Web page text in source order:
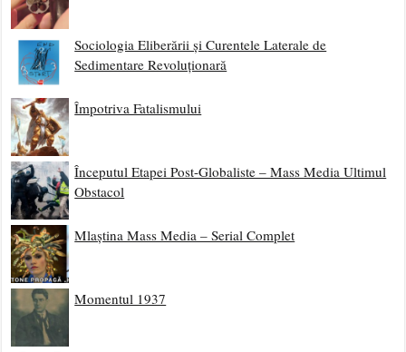
Sociologia Eliberării și Curentele Laterale de
Sedimentare Revoluționară
Împotriva Fatalismului
Începutul Etapei Post-Globaliste – Mass Media Ultimul
Obstacol
Mlaștina Mass Media – Serial Complet
Momentul 1937